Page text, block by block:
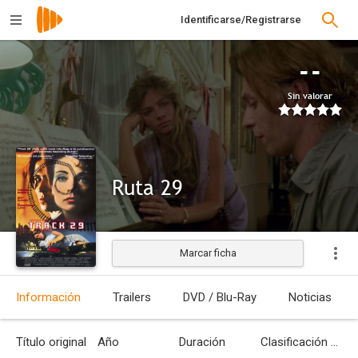
Identificarse/Registrarse
--
Sin valorar
Ruta 29
Estrenada
Marcar ficha
Información Trailers DVD / Blu-Ray Noticias
Título original Año Duración Clasificación por edades